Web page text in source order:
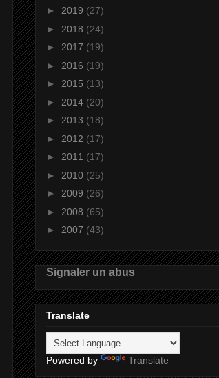
► 2019 (27)
► 2018 (24)
► 2017 (19)
► 2016 (19)
► 2015 (13)
► 2014 (20)
► 2013 (18)
► 2012 (17)
► 2011 (17)
► 2010 (25)
► 2009 (26)
► 2008 (65)
► 2007 (43)
Signaler un abus
Translate
Powered by Translate